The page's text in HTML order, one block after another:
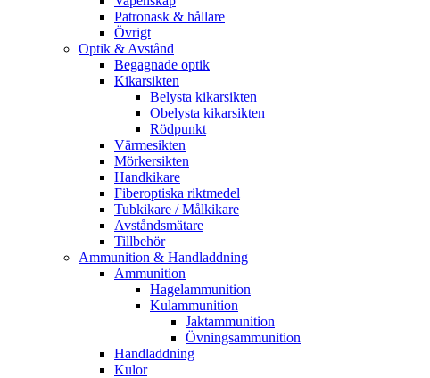
Patronask & hållare
Övrigt
Optik & Avstånd
Begagnade optik
Kikarsikten
Belysta kikarsikten
Obelysta kikarsikten
Rödpunkt
Värmesikten
Mörkersikten
Handkikare
Fiberoptiska riktmedel
Tubkikare / Målkikare
Avståndsmätare
Tillbehör
Ammunition & Handladdning
Ammunition
Hagelammunition
Kulammunition
Jaktammunition
Övningsammunition
Handladdning
Kulor